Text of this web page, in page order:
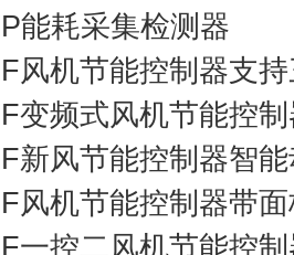
能耗采集检测器
风机节能控制器支
变频式风机节能控
新风节能控制器智
风机节能控制器带
一控二风机节能控